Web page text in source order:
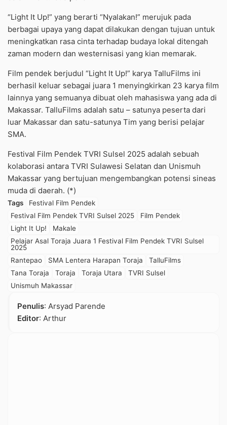
“Light It Up!” yang berarti “Nyalakan!” merujuk pada
berbagai upaya yang dapat dilakukan dengan tujuan untuk
meningkatkan rasa cinta terhadap budaya lokal ditengah
zaman modern dan westernisasi yang kian memarak.
Film pendek berjudul “Light It Up!” karya TalluFilms ini
berhasil keluar sebagai juara 1 menyingkirkan 23 karya film
lainnya yang semuanya dibuat oleh mahasiswa yang ada di
Makassar. TalluFilms adalah satu – satunya peserta dari
luar Makassar dan satu-satunya Tim yang berisi pelajar
SMA.
Festival Film Pendek TVRI Sulsel 2025 adalah sebuah
kolaborasi antara TVRI Sulawesi Selatan dan Unismuh
Makassar yang bertujuan mengembangkan potensi sineas
muda di daerah. (*)
Tags
Festival Film Pendek
Festival Film Pendek TVRI Sulsel 2025
Film Pendek
Light It Up!
Makale
Pelajar Asal Toraja Juara 1 Festival Film Pendek TVRI Sulsel
2025
Rantepao
SMA Lentera Harapan Toraja
TalluFilms
Tana Toraja
Toraja Toraja Utara
TVRI Sulsel
Unismuh Makassar
Penulis: Arsyad Parende
Editor: Arthur